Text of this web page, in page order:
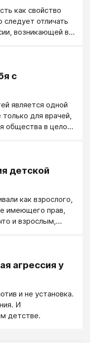
как свойство
следует отличать
возникающей в
характер,
в поведении
с
является одной
для врачей,
общества в целом.
детской
как взрослого,
имеющего прав,
и взрослым,
причем дети
кроткими,
научный
работ З.
судьбу
агрессия у
и не установка.
И
детстве.